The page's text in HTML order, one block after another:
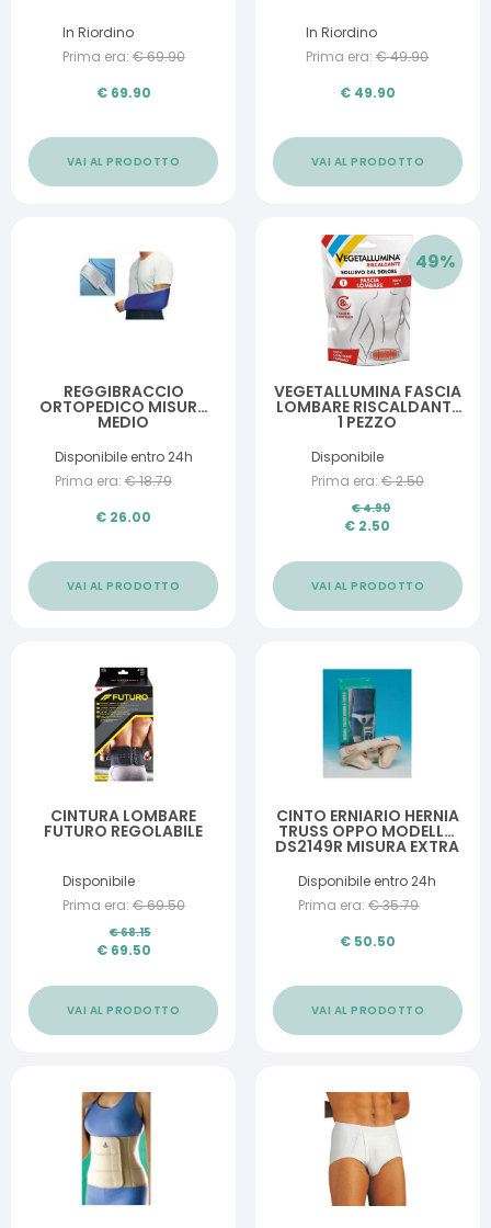
In Riordino
Prima era: €69.90
€ 69.90
VAI AL PRODOTTO
In Riordino
Prima era: €49.90
€ 49.90
VAI AL PRODOTTO
REGGIBRACCIO
ORTOPEDICO MISURA
MEDIO
Disponibile entro 24h
Prima era: €18.79
€ 26.00
VAI AL PRODOTTO
49%
VEGETALLUMINA FASCIA
LOMBARE RISCALDANTE
1 PEZZO
Disponibile
Prima era: €2.50
€4.90
€ 2.50
VAI AL PRODOTTO
CINTURA LOMBARE
FUTURO REGOLABILE
Disponibile
Prima era: €69.50
€68.15
€ 69.50
VAI AL PRODOTTO
CINTO ERNIARIO HERNIA
TRUSS OPPO MODELLO
DS2149R MISURA EXTRA
SINGOLA DESTRA
Disponibile entro 24h
Prima era: €35.79
€ 50.50
VAI AL PRODOTTO